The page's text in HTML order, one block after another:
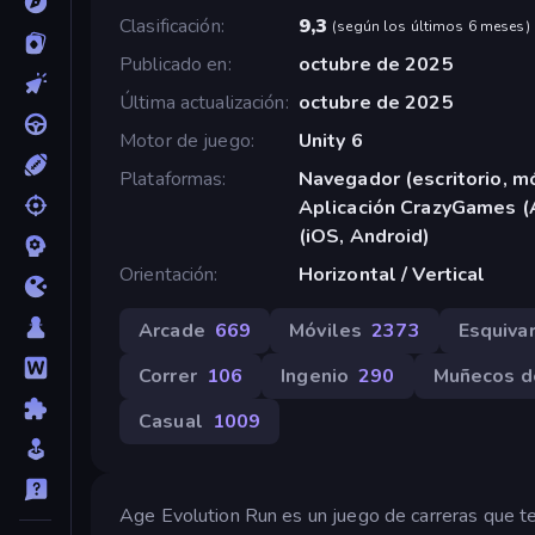
Clasificación
9,3 (según los últimos 6 meses)
Publicado en
octubre de 2025
Última actualización
octubre de 2025
Motor de juego
Unity 6
Plataformas
Navegador (escritorio,
Aplicación CrazyGames
(iOS, Android)
Orientación
Horizontal / Vertical
Arcade 669 Móviles 2373
Esquivar
Correr 106 Ingenio 290
Muñecos
Casual 1009
Age Evolution Run es un juego de carreras que